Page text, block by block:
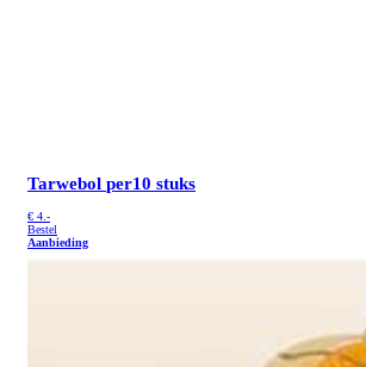
Tarwebol per10 stuks
€ 4.-
Bestel
Aanbieding